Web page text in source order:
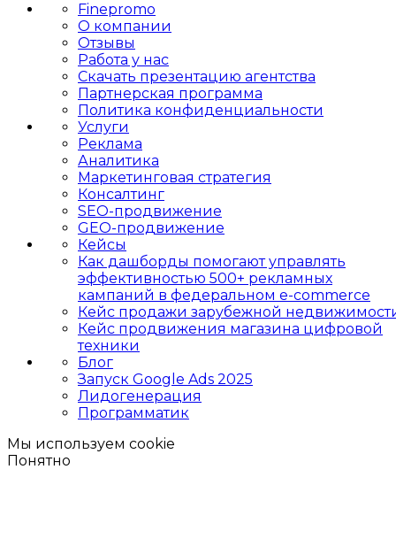
Finepromo
О компании
Отзывы
Работа у нас
Скачать презентацию агентства
Партнерская программа
Политика конфиденциальности
Услуги
Реклама
Аналитика
Маркетинговая стратегия
Консалтинг
SEO-продвижение
GEO-продвижение
Кейсы
Как дашборды помогают управлять
эффективностью 500+ рекламных
кампаний в федеральном e-commerce
Кейс продажи зарубежной
Кейс продвижения магазина цифровой
техники
Блог
Запуск Google Ads 2025
Лидогенерация
Программатик
Мы используем cookie
Понятно